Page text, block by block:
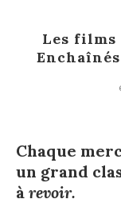
Les films
Chaque
un grand
à revoir.